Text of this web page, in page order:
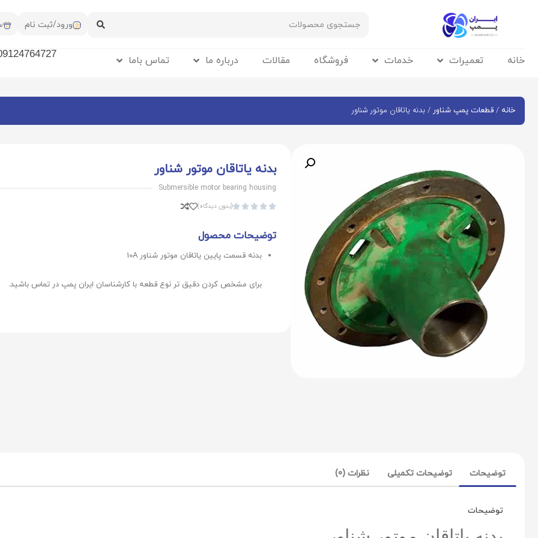
ورود/ثبت نام
خانه تعمیرات خدمات فروشگاه مقالات درباره ما تماس باما
خانه / قطعات پمپ شناور / بدنه یاتاقان موتور شناور
بدنه یاتاقان موتور شناور
Submersible motor bearing housing




(بدون دیدگاه)
توضیحات محصول
بدنه قسمت پایین یاتاقان موتور شناور 10A
برای مشخص کردن دقیق تر نوع قطعه با کارشناسان ایران پمپ در تماس باشید.
توضیحات توضیحات تکمیلی نظرات (0)
توضیحات